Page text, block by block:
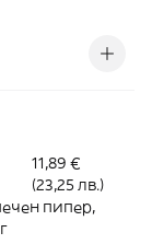
11,89 €
(23,25 лв.)
пипер,